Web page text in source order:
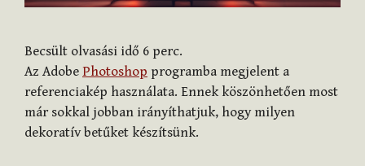
Becsült olvasási idő 6 perc.
Az Adobe Photoshop programba megjelent a
referenciakép használata. Ennek köszönhetően most
már sokkal jobban irányíthatjuk, hogy milyen
dekoratív betűket készítsünk.